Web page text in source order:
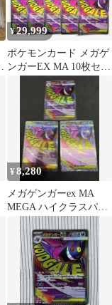
¥29,999
ポケモンカード メガゲ
ンガーEX MA 10枚セッ
ト Mega Gengar
¥8,280
メガゲンガーex MA
MEGA ハイクラスパッ
ク MEGAドリームex キ
ラ…